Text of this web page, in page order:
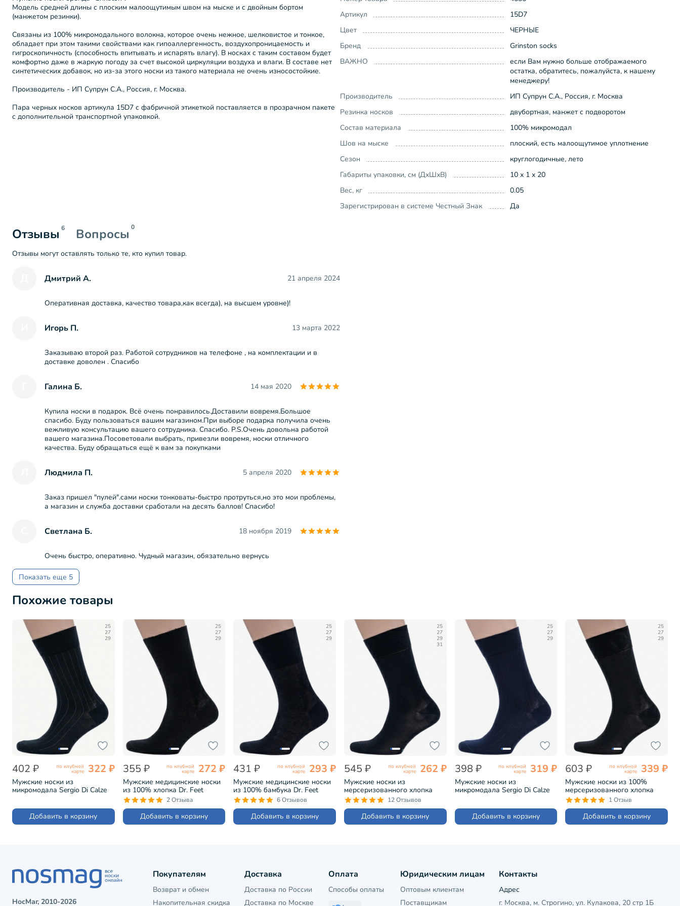
Модель средней длины с плоским малоощутимым швом на мыске и с двойным бортом
(манжетом резинки).
Связаны из 100% микромодального волокна, которое очень нежное, шелковистое и тонкое,
обладает при этом такими свойствами как гипоаллергенность, воздухопроницаемость и
гигроскопичность (способность впитывать и испарять влагу). В носках с таким составом будет
комфортно даже в жаркую погоду за счет высокой циркуляции воздуха и влаги. В составе нет
синтетических добавок, но из-за этого носки из такого материала не очень износостойкие.
Производитель - ИП Супрун С.А., Россия, г. Москва.
Пара черных носков артикула 15D7 с фабричной этикеткой поставляется в прозрачном пакете
с дополнительной транспортной упаковкой.
Артикул
15D7
Цвет
ЧЕРНЫЕ
Бренд
Grinston socks
ВАЖНО
если Вам нужно больше отображаемого
остатка, обратитесь, пожалуйста, к нашему
менеджеру!
Производитель
ИП Супрун С.А., Россия, г. Москва
Резинка носков
двубортная, манжет с подворотом
Состав материала
100% микромодал
Шов на мыске
плоский, есть малоощутимое уплотнение
Сезон
круглогодичные, лето
Габариты упаковки, см (ДхШхВ)
10 x 1 x 20
Вес, кг
0.05
Зарегистрирован в системе Честный Знак
Да
Отзывы 6 Вопросы 0
Отзывы могут оставлять только те, кто купил товар.
Дмитрий А. 21 апреля 2024
Оперативная доставка, качество товара,как всегда), на высшем уровне)!
Игорь П. 13 марта 2022
Заказываю второй раз. Работой сотрудников на телефоне , на комплектации и в
доставке доволен . Спасибо
Галина Б. 14 мая 2020
Купила носки в подарок. Всё очень понравилось.Доставили вовремя.Большое
спасибо. Буду пользоваться вашим магазином.При выборе подарка получила очень
вежливую консультацию вашего сотрудника. Спасибо. P.S.Очень довольна работой
вашего магазина.Посоветовали выбрать, привезли вовремя, носки отличного
качества. Буду обращаться ещё к вам за покупками
Людмила П. 5 апреля 2020
Заказ пришел "пулей".сами носки тонковаты-быстро протруться,но это мои проблемы,
а магазин и служба доставки сработали на десять баллов! Спасибо!
Светлана Б. 18 ноября 2019
Очень быстро, оперативно. Чудный магазин, обязательно вернусь
Показать еще 5
Похожие товары
25
27
29
402 ₽ по клубной
карте 322 ₽
Мужские носки из
микромодала Sergio Di Calze
Добавить в корзину
25
27
29
355 ₽ по клубной
карте 272 ₽
Мужские медицинские носки
из 100% хлопка Dr. Feet
ЧЕРНЫЕ (15DF2)2 Отзыва
Добавить в корзину
25
27
29
431 ₽ по клубной
карте 293 ₽
Мужские медицинские носки
из 100% бамбука Dr. Feet
ЧЕРНЫЕ (19DF1)6 Отзывов
Добавить в корзину
25
27
29
31
545 ₽ по клубной
карте 262 ₽
Мужские носки из
мерсеризованного хлопка
Grinston ЧЕРНЫЕ (15D3)
12 Отзывов
Добавить в корзину
25
27
29
398 ₽ по клубной
карте 319 ₽
Мужские носки из
микромодала Sergio Di Calze
Добавить в корзину
25
27
29
603 ₽ по клубной
карте 339 ₽
Мужские носки из 100%
мерсеризованного хлопка
Sergio Di Calze ЧЕРНЫЕ
(15SC1)
1 Отзыв
Добавить в корзину
НосМаг, 2010-2026
Покупателям
Возврат и обмен
Накопительная скидка
Доставка
Доставка по России
Доставка по Москве
Оплата
Способы оплаты
Юридическим лицам
Оптовым клиентам
Поставщикам
Контакты
Адрес
г. Москва, м. Строгино, ул. Кулакова, 20 стр 1Б